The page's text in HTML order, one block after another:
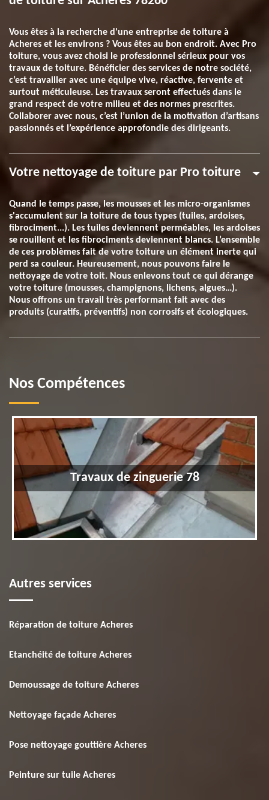
Vous êtes à la recherche d'une entreprise de toiture à
Acheres et les environs ? Vous êtes au bon endroit. Avec Pro
toiture, vous avez choisi le professionnel sérieux pour vos
travaux de toiture. Bénéficier des services de notre société,
c’est travailler avec une équipe vive, réactive, fervente et
surtout méticuleuse. Les travaux seront effectués dans le
grand respect de votre milieu et des normes prescrites.
Collaborer avec nous, c’est l’union de la motivation d’artisans
passionnés et l’expérience approfondie des dirigeants.
Votre nettoyage de toiture par Pro toiture
Quand le temps passe, les mousses et les micro-organismes
s'accumulent sur la toiture de tous types (tuiles, ardoises,
fibrociment...). Les tuiles deviennent perméables, les ardoises
se rouillent et les fibrociments deviennent blancs. L’ensemble
de ces problèmes fait de votre toiture un élément inerte qui
perd sa couleur. Heureusement, nous pouvons faire le
nettoyage de votre toit. Nous enlevons tout ce qui dérange
votre toiture (mousses, champignons, lichens, algues…).
Nous offrons un travail très performant fait avec des
produits (curatifs, préventifs) non corrosifs et écologiques.
Nos Compétences
Travaux de zinguerie 78
Autres services
Réparation de toiture Acheres
Etanchéité de toiture Acheres
Demoussage de toiture Acheres
Nettoyage façade Acheres
Pose nettoyage gouttière Acheres
Peinture sur tuile Acheres